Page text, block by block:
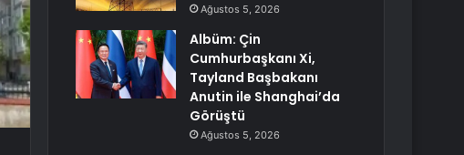
Ağustos 5, 2026
Albüm: Çin
Cumhurbaşkanı Xi,
Tayland Başbakanı
Anutin ile Shanghai’da
Görüştü
Ağustos 5, 2026